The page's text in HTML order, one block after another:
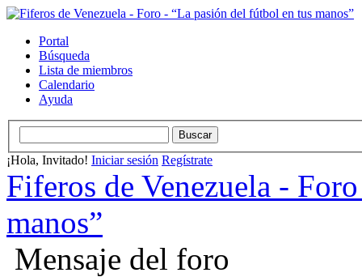
Portal
Búsqueda
Lista de miembros
Calendario
Ayuda
¡Hola, Invitado! Iniciar sesión Regístrate
Fiferos de Venezuela -
manos”
Mensaje del foro